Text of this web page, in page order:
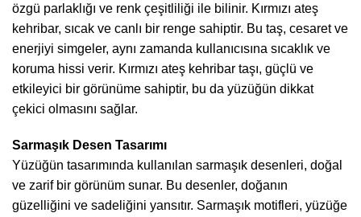
özgü parlaklığı ve renk çeşitliliği ile bilinir. Kırmızı ateş
kehribar, sıcak ve canlı bir renge sahiptir. Bu taş, cesaret ve
enerjiyi simgeler, aynı zamanda kullanıcısına sıcaklık ve
koruma hissi verir. Kırmızı ateş kehribar taşı, güçlü ve
etkileyici bir görünüme sahiptir, bu da yüzüğün dikkat
çekici olmasını sağlar.
Sarmaşık Desen Tasarımı
Yüzüğün tasarımında kullanılan sarmaşık desenleri, doğal
ve zarif bir görünüm sunar. Bu desenler, doğanın
güzelliğini ve sadeliğini yansıtır. Sarmaşık motifleri, yüzüğe